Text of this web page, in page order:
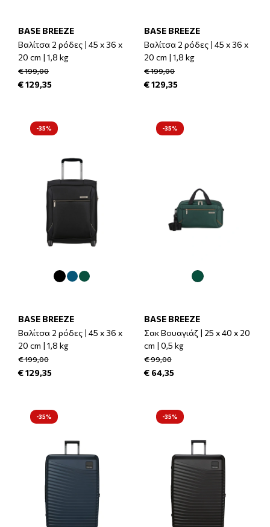
BASE BREEZE
Βαλίτσα 2 ρόδες | 45 x 36 x
20 cm | 1,8 kg
€ 199,00
€ 129,35
BASE BREEZE
Βαλίτσα 2 ρόδες | 45 x 36 x
20 cm | 1,8 kg
€ 199,00
€ 129,35
-35%
BASE BREEZE
Βαλίτσα 2 ρόδες | 45 x 36 x
20 cm | 1,8 kg
€ 199,00
€ 129,35
-35%
BASE BREEZE
Σακ Βουαγιάζ | 25 x 40 x 20
cm | 0,5 kg
€ 99,00
€ 64,35
-35% -35%